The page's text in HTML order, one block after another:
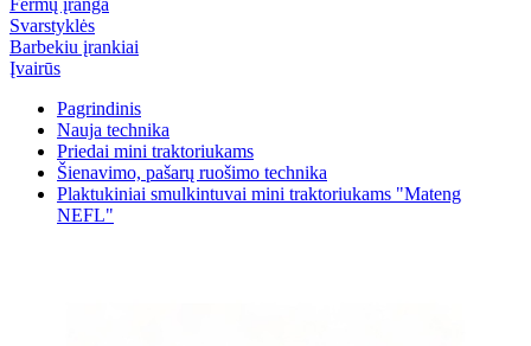
Fermų įranga
Svarstyklės
Barbekiu įrankiai
Įvairūs
Pagrindinis
Nauja technika
Priedai mini traktoriukams
Šienavimo, pašarų ruošimo technika
Plaktukiniai smulkintuvai mini traktoriukams "Mateng
NEFL"